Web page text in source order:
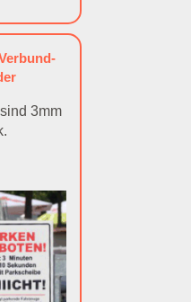
3mm